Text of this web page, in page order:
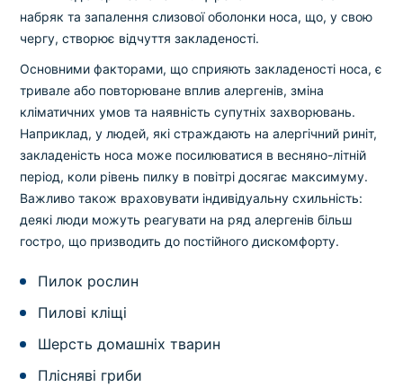
набряк та запалення слизової оболонки носа, що, у свою
чергу, створює відчуття закладеності.
Основними факторами, що сприяють закладеності носа, є
тривале або повторюване вплив алергенів, зміна
кліматичних умов та наявність супутніх захворювань.
Наприклад, у людей, які страждають на алергічний риніт,
закладеність носа може посилюватися в весняно-літній
період, коли рівень пилку в повітрі досягає максимуму.
Важливо також враховувати індивідуальну схильність:
деякі люди можуть реагувати на ряд алергенів більш
гостро, що призводить до постійного дискомфорту.
Пилок рослин
Пилові кліщі
Шерсть домашніх тварин
Плісняві гриби